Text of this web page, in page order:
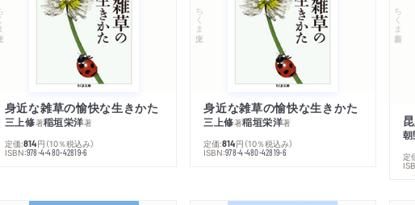
庫
身近な雑草の愉快な生きかた
三上修著稲垣栄洋著
定価:814円 （10％税込み）
ISBN:978-4-480-42819-6
ちくま文庫
身近な雑草の愉快な生きかた
三上修著稲垣栄洋著
定価:814円 （10％税込み）
ISBN:978-4-480-42819-6
ちくま新書
定